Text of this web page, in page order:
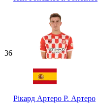
36
Рікард Артеро Р. Артеро